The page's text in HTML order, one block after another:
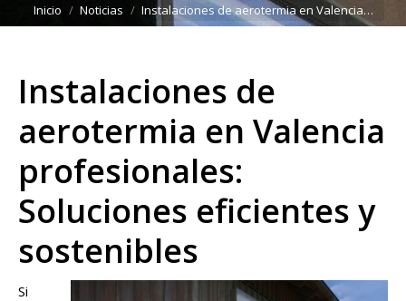
Inicio Noticias Instalaciones de aerotermia en Valencia…
Instalaciones de
aerotermia en Valencia
profesionales:
Soluciones eficientes y
sostenibles
Si